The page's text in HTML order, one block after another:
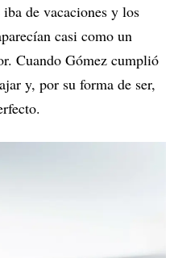
de vacaciones y los
casi como un
Cuando Gómez cumplió
y, por su forma de ser,